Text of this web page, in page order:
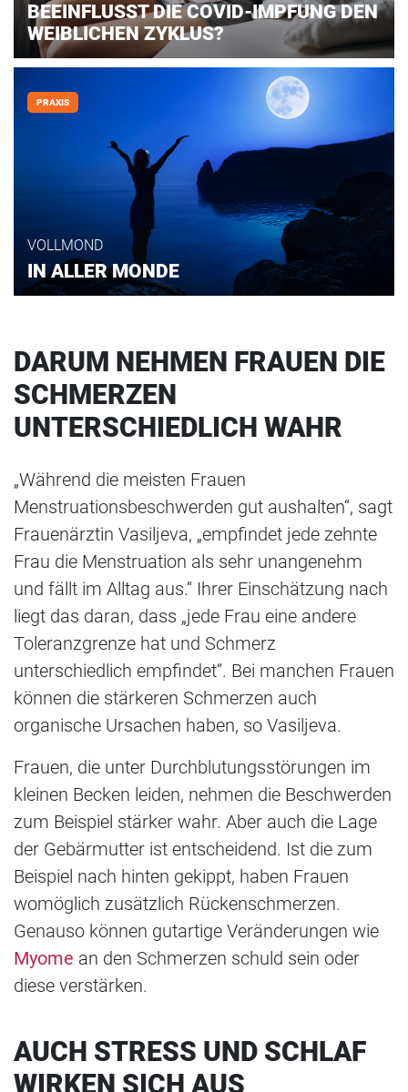
BEEINFLUSST DIE COVID-IMPFUNG DEN
WEIBLICHEN ZYKLUS?
PRAXIS
VOLLMOND
IN ALLER MONDE
DARUM NEHMEN FRAUEN DIE
SCHMERZEN
UNTERSCHIEDLICH WAHR
„Während die meisten Frauen
Menstruationsbeschwerden gut aushalten“, sagt
Frauenärztin Vasiljeva, „empfindet jede zehnte
Frau die Menstruation als sehr unangenehm
und fällt im Alltag aus.“ Ihrer Einschätzung nach
liegt das daran, dass „jede Frau eine andere
Toleranzgrenze hat und Schmerz
unterschiedlich empfindet“. Bei manchen Frauen
können die stärkeren Schmerzen auch
organische Ursachen haben, so Vasiljeva.
Frauen, die unter Durchblutungsstörungen im
kleinen Becken leiden, nehmen die Beschwerden
zum Beispiel stärker wahr. Aber auch die Lage
der Gebärmutter ist entscheidend. Ist die zum
Beispiel nach hinten gekippt, haben Frauen
womöglich zusätzlich Rückenschmerzen.
Genauso können gutartige Veränderungen wie
Myome an den Schmerzen schuld sein oder
diese verstärken.
AUCH STRESS UND SCHLAF
WIRKEN SICH AUS